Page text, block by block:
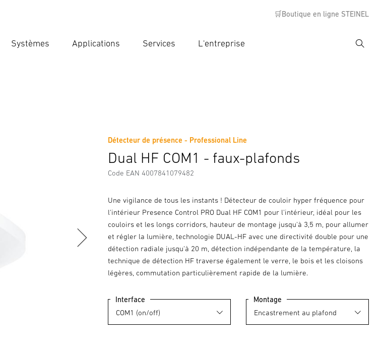
🛒Boutique en ligne STEINEL
Systèmes Applications Services L'entreprise
Détecteur de présence - Professional Line
Dual HF COM1 - faux-plafonds
Code EAN 4007841079482
Une vigilance de tous les instants ! Détecteur de couloir hyper fréquence pour
l'intérieur Presence Control PRO Dual HF COM1 pour l'intérieur, idéal pour les
couloirs et les longs corridors, hauteur de montage jusqu'à 3,5 m, pour allumer
et régler la lumière, technologie DUAL-HF avec une directivité double pour une
détection radiale jusqu'à 20 m, détection indépendante de la température, la
technique de détection HF traverse également le verre, le bois et les cloisons
légères, commutation particulièrement rapide de la lumière.
Interface Montage
Consignes de Sécurité et Avertissements Informations sur le fabricant